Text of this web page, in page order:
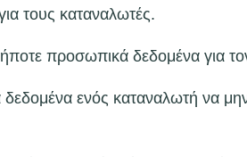
τους καταναλωτές.
προσωπικά δεδομένα για
ενός καταναλωτή να